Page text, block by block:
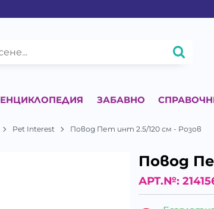
ЕНЦИКЛОПЕДИЯ ЗАБАВНО
Pet Interest Повод Пет инт 2.5/120 см - Розов
Повод
АРТ.№: